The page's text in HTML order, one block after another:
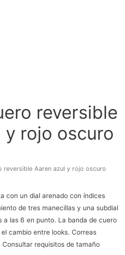
reversible
y rojo oscuro
reversible Aaren azul y rojo oscuro
con un dial arenado con índices
de tres manecillas y una subdial
a las 6 en punto. La banda de cuero
cambio entre looks. Correas
requisitos de tamaño